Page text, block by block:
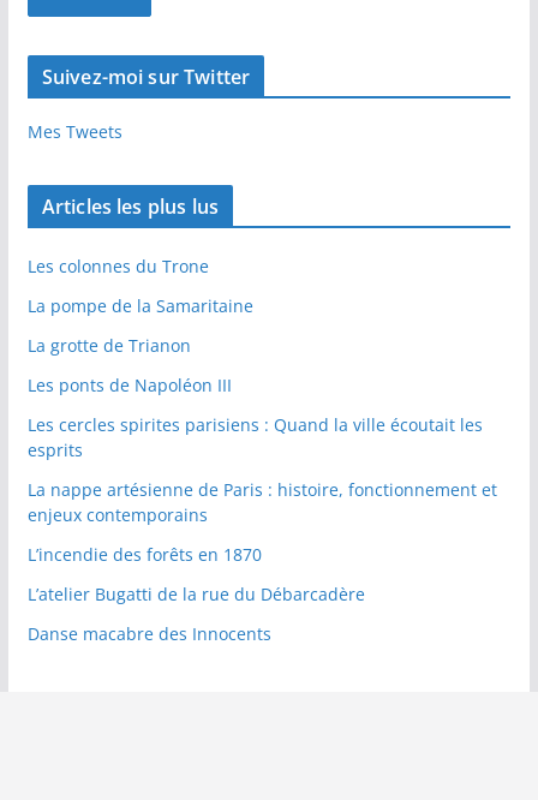
Suivez-moi sur Twitter
Mes Tweets
Articles les plus lus
Les colonnes du Trone
La pompe de la Samaritaine
La grotte de Trianon
Les ponts de Napoléon III
Les cercles spirites parisiens : Quand la ville écoutait les
esprits
La nappe artésienne de Paris : histoire, fonctionnement et
enjeux contemporains
L’incendie des forêts en 1870
L’atelier Bugatti de la rue du Débarcadère
Danse macabre des Innocents